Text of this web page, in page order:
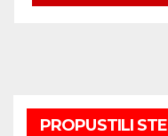
PROPUSTILI STE